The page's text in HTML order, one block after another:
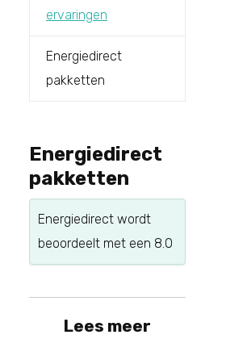
ervaringen
Energiedirect
pakketten
Energiedirect
pakketten
Energiedirect wordt
beoordeelt met een 8.0
Lees meer